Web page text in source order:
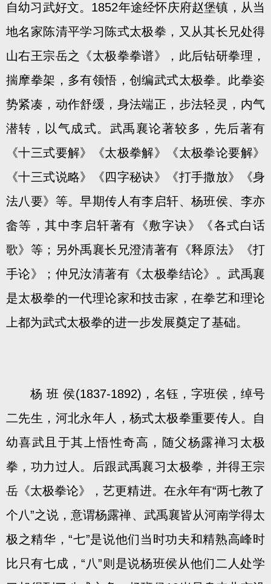
自幼习武好文。1852年途经怀庆府赵堡镇，从当
地名家陈清平学习陈式太极拳，又从其长兄处得
山右王宗岳之《太极拳拳谱》，此后钻研拳理，
揣摩拳架，多有领悟，创编武式太极拳。此拳姿
势紧凑，动作舒缓，身法端正，步法轻灵，内气
潜转，以气成式。武禹襄论著较多，先后著有
《十三式要解》《太极拳解》《太极拳论要解》
《十三式说略》《四字秘诀》《打手撒放》《身
法八要》等。早期传人有李启轩、杨班侯、李亦
畲等，其中李启轩著有《敷字诀》《各式白话
歌》等；另外禹襄长兄澄清著有《释原法》《打
手论》；仲兄汝清著有《太极拳结论》。武禹襄
是太极拳的一代理论家和技击家，在拳艺和理论
上都为武式太极拳的进一步发展奠定了基础。
杨 班 侯(1837-1892)，名钰，字班侯，绰号
二先生，河北永年人，杨式太极拳重要传人。自
幼喜武且于其上悟性奇高，随父杨露禅习太极
拳，功力过人。后跟武禹襄习太极拳，并得王宗
岳《太极拳论》，艺更精进。在永年有“两七教了
个八”之说，意谓杨露禅、武禹襄皆从河南学得太
极之精华，“七”是说他们当时功夫和精熟高峰时
比只有七成，“八”则是说杨班侯从他们二人处学